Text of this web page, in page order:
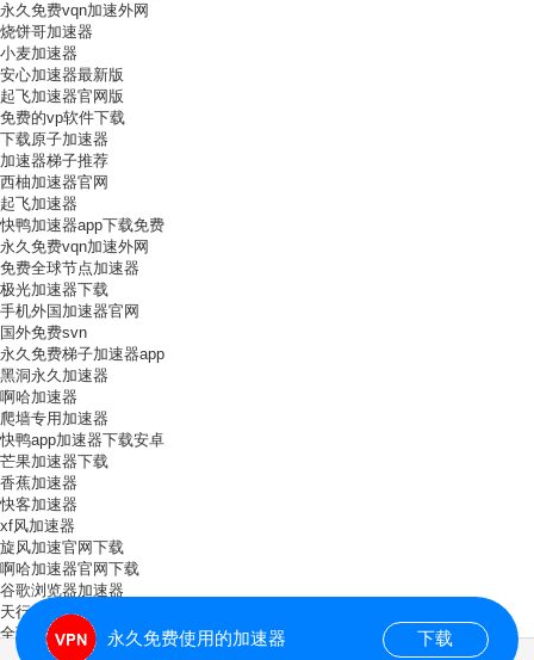
永久免费vqn加速外网
烧饼哥加速器
小麦加速器
安心加速器最新版
起飞加速器官网版
免费的vp软件下载
下载原子加速器
加速器梯子推荐
西柚加速器官网
起飞加速器
快鸭加速器app下载免费
永久免费vqn加速外网
免费全球节点加速器
极光加速器下载
手机外国加速器官网
国外免费svn
永久免费梯子加速器app
黑洞永久加速器
啊哈加速器
爬墙专用加速器
快鸭app加速器下载安卓
芒果加速器下载
香蕉加速器
快客加速器
xf风加速器
旋风加速官网下载
啊哈加速器官网下载
谷歌浏览器加速器
天行vapn
全球加速器下载 永久免费使用的加速器 下载